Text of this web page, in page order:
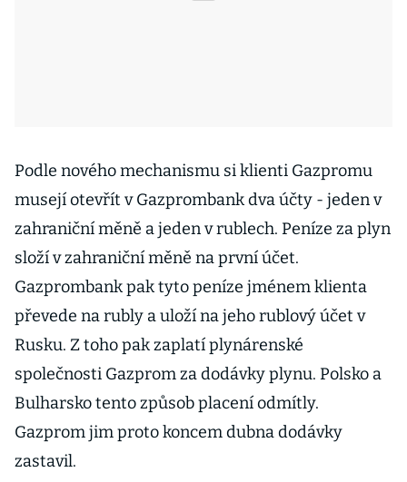
Podle nového mechanismu si klienti Gazpromu
musejí otevřít v Gazprombank dva účty - jeden v
zahraniční měně a jeden v rublech. Peníze za plyn
složí v zahraniční měně na první účet.
Gazprombank pak tyto peníze jménem klienta
převede na rubly a uloží na jeho rublový účet v
Rusku. Z toho pak zaplatí plynárenské
společnosti Gazprom za dodávky plynu. Polsko a
Bulharsko tento způsob placení odmítly.
Gazprom jim proto koncem dubna dodávky
zastavil.